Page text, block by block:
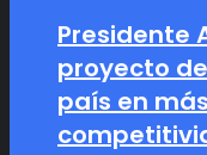
Presidente
proyecto
país en